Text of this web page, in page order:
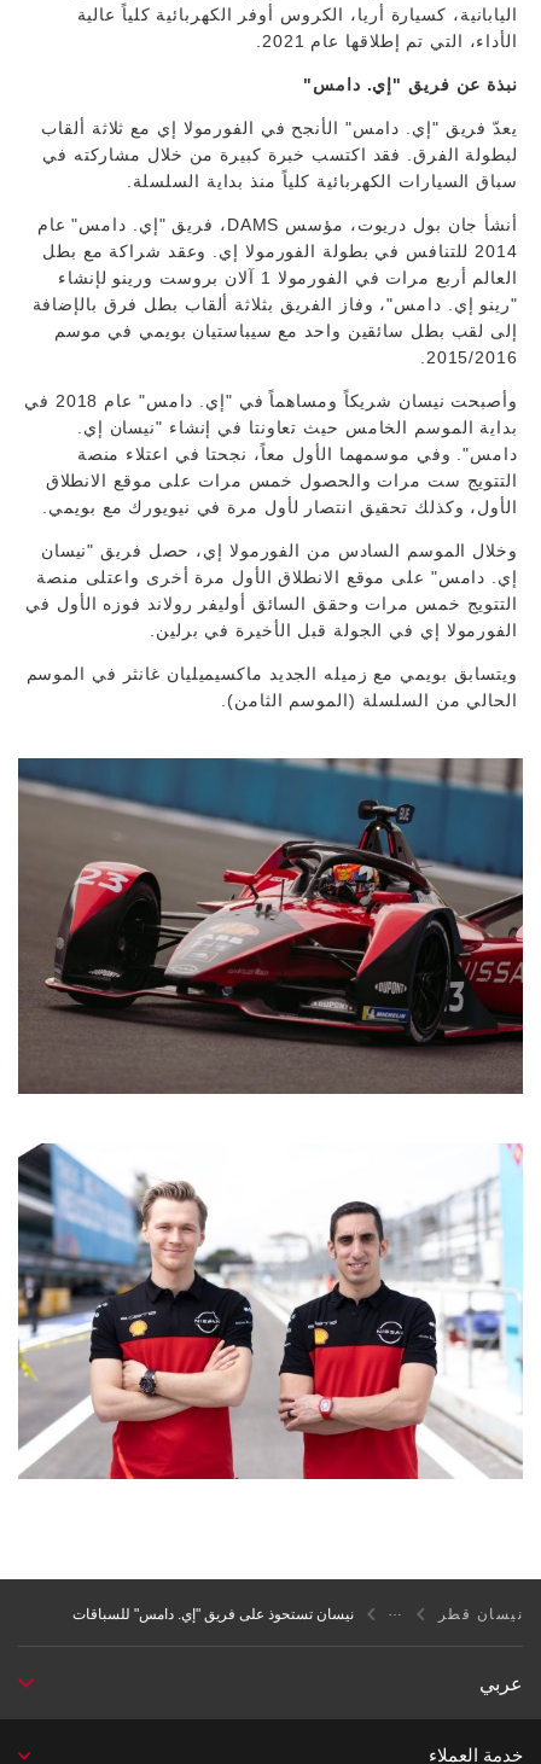
اليابانية، كسيارة أريا، الكروس أوفر الكهربائية كلياً عالية
الأداء، التي تم إطلاقها عام 2021.
نبذة عن فريق "إي. دامس"
يعدّ فريق "إي. دامس" الأنجح في الفورمولا إي مع ثلاثة ألقاب
لبطولة الفرق. فقد اكتسب خبرة كبيرة من خلال مشاركته في
سباق السيارات الكهربائية كلياً منذ بداية السلسلة.
أنشأ جان بول دريوت، مؤسس DAMS، فريق "إي. دامس" عام
2014 للتنافس في بطولة الفورمولا إي. وعقد شراكة مع بطل
العالم أربع مرات في الفورمولا 1 آلان بروست ورينو لإنشاء
"رينو إي. دامس"، وفاز الفريق بثلاثة ألقاب بطل فرق بالإضافة
إلى لقب بطل سائقين واحد مع سيباستيان بويمي في موسم
2015/2016.
وأصبحت نيسان شريكاً ومساهماً في "إي. دامس" عام 2018 في
بداية الموسم الخامس حيث تعاونتا في إنشاء "نيسان إي.
دامس". وفي موسمهما الأول معاً، نجحتا في اعتلاء منصة
التتويج ست مرات والحصول خمس مرات على موقع الانطلاق
الأول، وكذلك تحقيق انتصار لأول مرة في نيويورك مع بويمي.
وخلال الموسم السادس من الفورمولا إي، حصل فريق "نيسان
إي. دامس" على موقع الانطلاق الأول مرة أخرى واعتلى منصة
التتويج خمس مرات وحقق السائق أوليفر رولاند فوزه الأول في
الفورمولا إي في الجولة قبل الأخيرة في برلين.
ويتسابق بويمي مع زميله الجديد ماكسيميليان غانثر في الموسم
الحالي من السلسلة (الموسم الثامن).
نيسان قطر نيسان تستحوذ على فريق "إي. دامس" للسباقات
عربي
خدمة العملاء